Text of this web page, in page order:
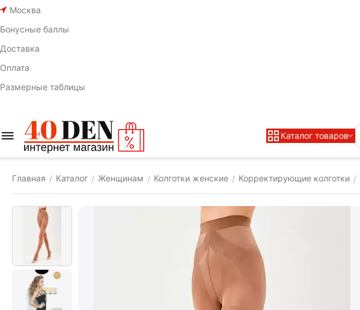
Москва
Бонусные баллы
Доставка
Оплата
Размерные таблицы
Каталог товаров
Главная / Каталог / Женщинам / Колготки женские / Корректирующие колготки /